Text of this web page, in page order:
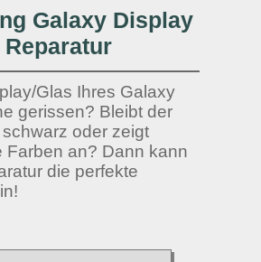
Galaxy Display
Reparatur
Glas Ihres Galaxy
gerissen? Bleibt der
oder zeigt
Farben an? Dann kann
die perfekte